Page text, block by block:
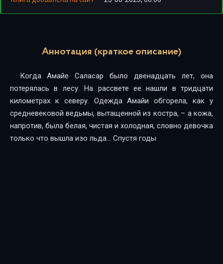
Аннотация (краткое описание)
Когда Амайе Саласар было двенадцать лет, она
потерялась в лесу. На рассвете ее нашли в тридцати
километрах к северу. Одежда Амайи обгорела, как у
средневековой ведьмы, вытащенной из костра, – а кожа,
напротив, была белая, чистая и холодная, словно девочка
только что вышла изо льда… Спустя годы